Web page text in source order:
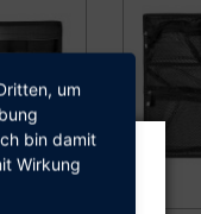
um
bin damit
Wirkung